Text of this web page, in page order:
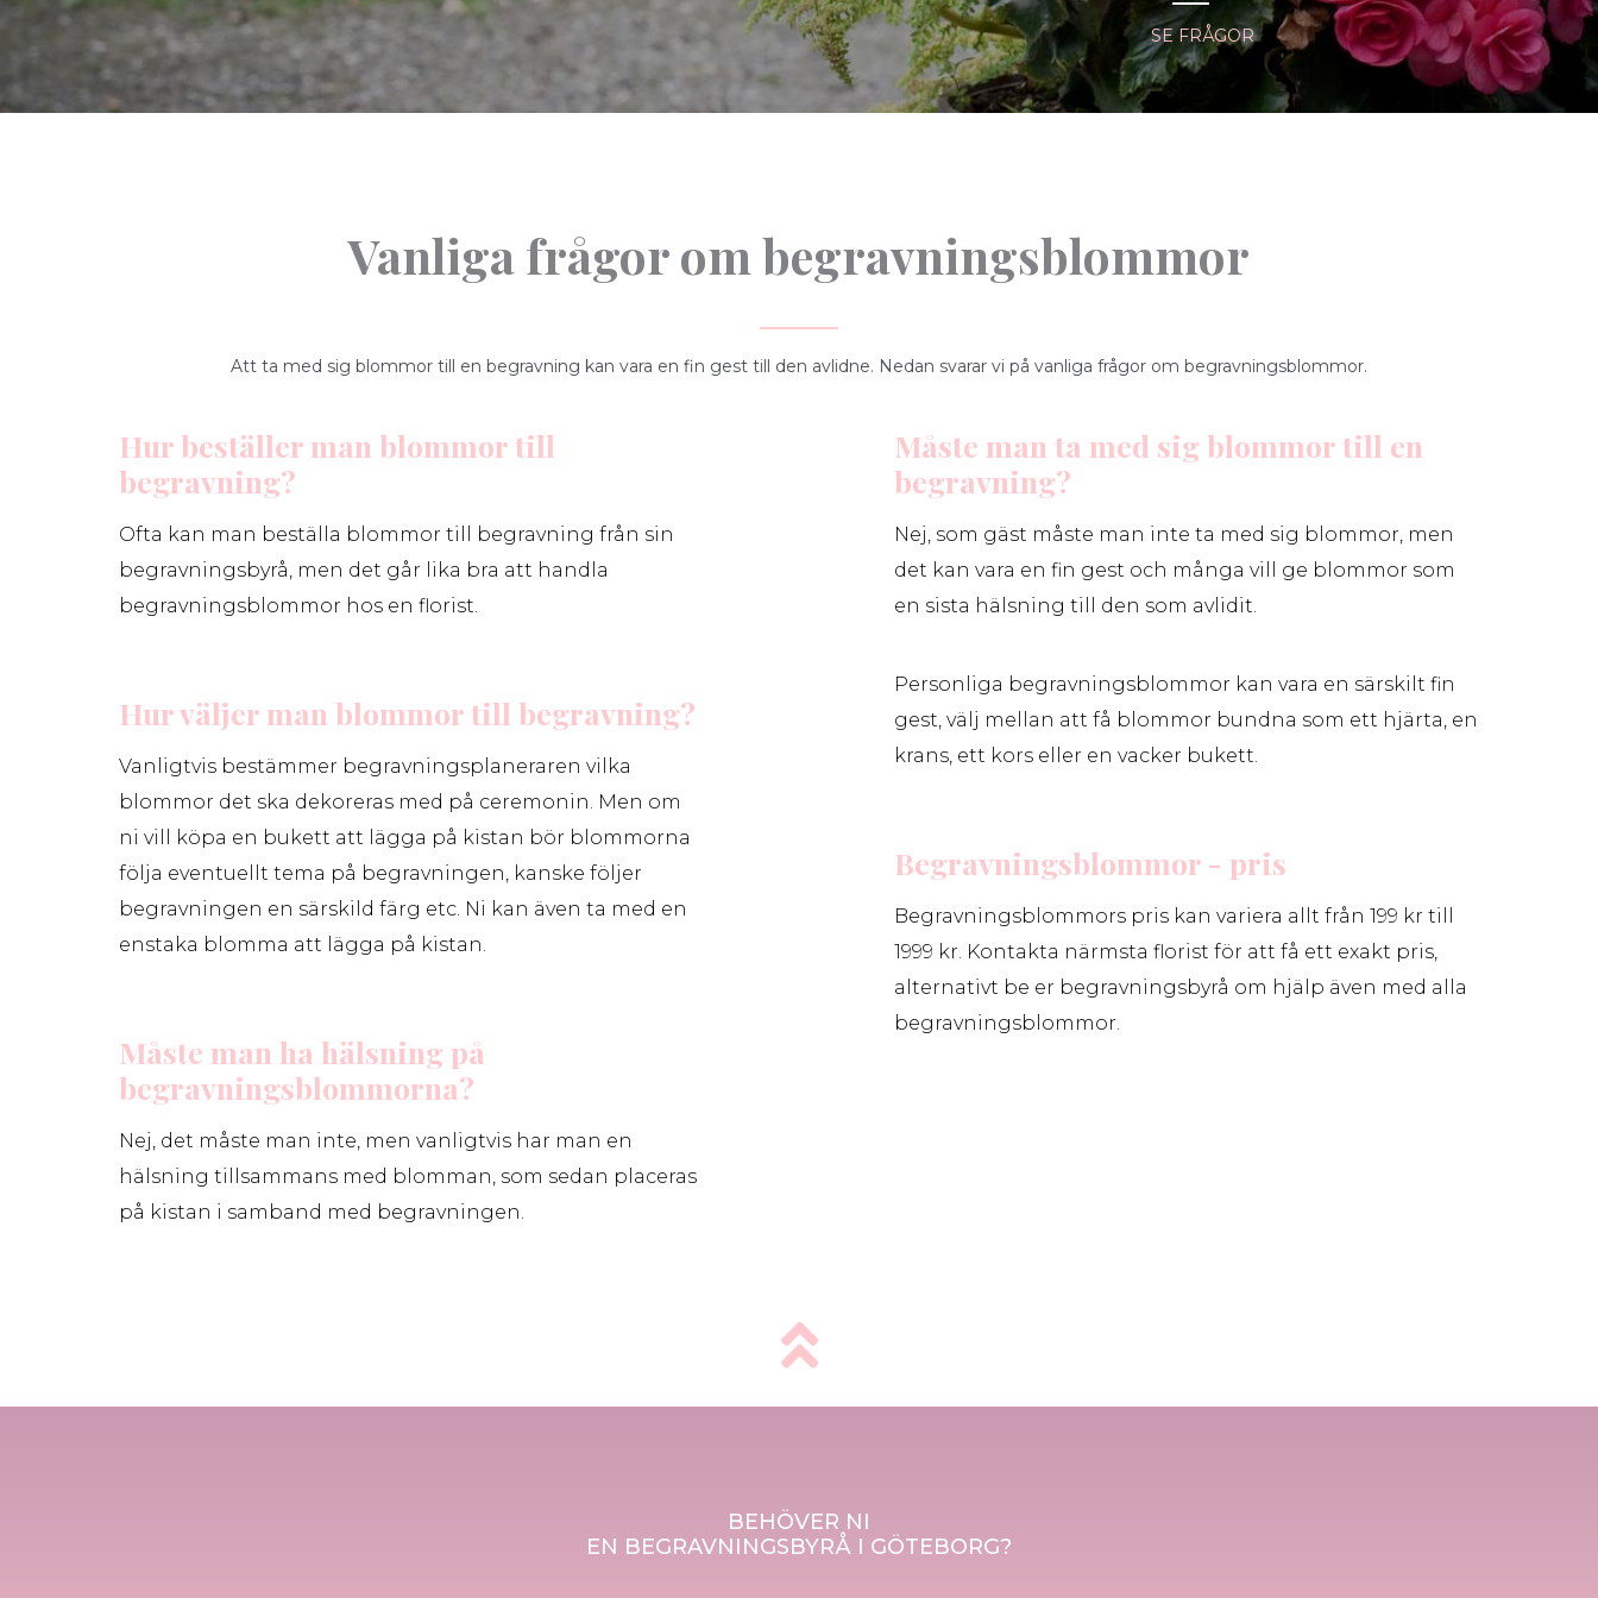
SE FRÅGOR
Vanliga frågor om begravningsblommor
Att ta med sig blommor till en begravning kan vara en fin gest till den avlidne. Nedan svarar vi på vanliga frågor om begravningsblommor.
Hur beställer man blommor till
begravning?
Ofta kan man beställa blommor till begravning från sin
begravningsbyrå, men det går lika bra att handla
begravningsblommor hos en florist.
Hur väljer man blommor till begravning?
Vanligtvis bestämmer begravningsplaneraren vilka
blommor det ska dekoreras med på ceremonin. Men om
ni vill köpa en bukett att lägga på kistan bör blommorna
följa eventuellt tema på begravningen, kanske följer
begravningen en särskild färg etc. Ni kan även ta med en
enstaka blomma att lägga på kistan.
Måste man ha hälsning på
begravningsblommorna?
Nej, det måste man inte, men vanligtvis har man en
hälsning tillsammans med blomman, som sedan placeras
på kistan i samband med begravningen.
Måste man ta med sig blommor till en
begravning?
Nej, som gäst måste man inte ta med sig blommor, men
det kan vara en fin gest och många vill ge blommor som
en sista hälsning till den som avlidit.
Personliga begravningsblommor kan vara en särskilt fin
gest, välj mellan att få blommor bundna som ett hjärta, en
krans, ett kors eller en vacker bukett.
Begravningsblommor - pris
Begravningsblommors pris kan variera allt från 199 kr till
1999 kr. Kontakta närmsta florist för att få ett exakt pris,
alternativt be er begravningsbyrå om hjälp även med alla
begravningsblommor.
BEHÖVER NI
EN BEGRAVNINGSBYRÅ I GÖTEBORG?